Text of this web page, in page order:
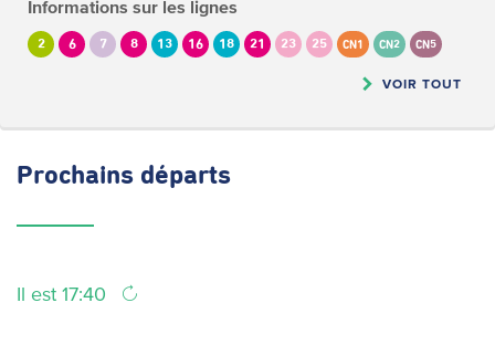
Informations sur les lignes
2 6 7 8 13 16 18 21 23 25 CN1 CN2 CN5
VOIR TOUT
Prochains départs
Il est 17:40